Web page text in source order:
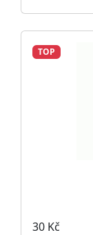
TOP
30 Kč